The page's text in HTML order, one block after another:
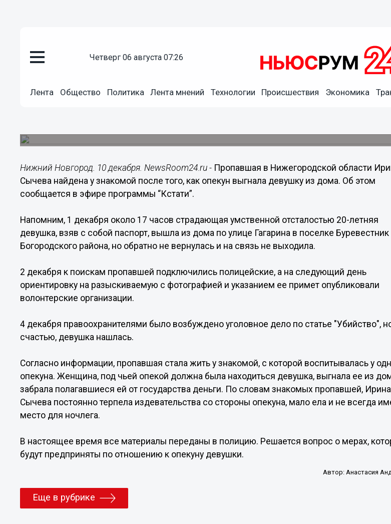
четверг 06 августа 07:26
Лента Общество Политика Лента мнений Технологии Происшествия Экономика
10.12.201813:22
Нижний Новгород. 10 декабря. NewsRoom24.ru - Пропавшая в Нижегородской области
Сычева найдена у знакомой после того, как опекун выгнала девушку из дома. Об этом
сообщается в эфире программы “Кстати”.
Напомним, 1 декабря около 17 часов страдающая умственной отсталостью 20-летняя
девушка, взяв с собой паспорт, вышла из дома по улице Гагарина в поселке Буревестник
Богородского района, но обратно не вернулась и на связь не выходила.
2 декабря к поискам пропавшей подключились полицейские, а на следующий день
ориентировку на разыскиваемую с фотографией и указанием ее примет опубликовали
волонтерские организации.
4 декабря правоохранителями было возбуждено уголовное дело по статье "Убийство",
счастью, девушка нашлась.
Согласно информации, пропавшая стала жить у знакомой, с которой воспитывалась у
опекуна. Женщина, под чьей опекой должна была находиться девушка, выгнала ее из
забрала полагавшиеся ей от государства деньги. По словам знакомых пропавшей, Ирина
Сычева постоянно терпела издевательства со стороны опекуна, мало ела и не всегда
место для ночлега.
В настоящее время все материалы переданы в полицию. Решается вопрос о мерах,
будут предприняты по отношению к опекуну девушки.
Автор: Анастасия
Еще в рубрике